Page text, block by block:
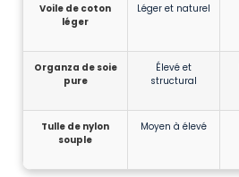
Voile de coton
léger
Léger et naturel
Organza de soie
pure
Élevé et
structural
Tulle de nylon
souple
Moyen à élevé